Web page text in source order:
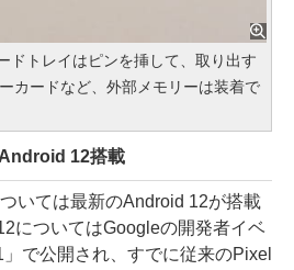
ドトレイはピンを挿して、取り出す
カードなど、外部メモリーは装着で
12搭載
いては最新のAndroid 12が搭載
についてはGoogleの開発者イベ
で公開され、すでに従来のPixel